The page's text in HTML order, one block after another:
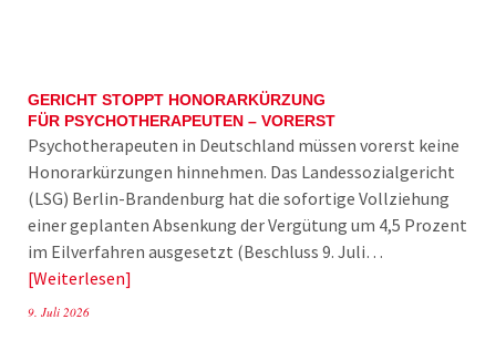
GERICHT STOPPT HONORARKÜRZUNG
FÜR PSYCHOTHERAPEUTEN – VORERST
Psychotherapeuten in Deutschland müssen vorerst keine
Honorarkürzungen hinnehmen. Das Landessozialgericht
(LSG) Berlin-Brandenburg hat die sofortige Vollziehung
einer geplanten Absenkung der Vergütung um 4,5 Prozent
im Eilverfahren ausgesetzt (Beschluss 9. Juli…
Weiterlesen
9. Juli 2026